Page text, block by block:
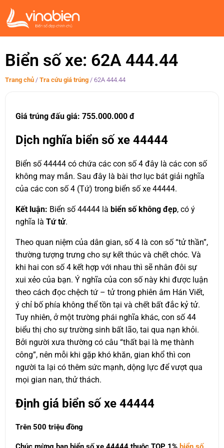
Biển số xe: 62A 444.44
Trang chủ / Tra cứu giá trúng / 62A 444.44
Giá trúng đấu giá: 755.000.000 đ
Dịch nghĩa biển số xe 44444
Biển số 44444 có chứa các con số 4 đây là các con số
không may mắn. Sau đây là bài thơ lục bát giải nghĩa
của các con số 4 (Tứ) trong biển số xe 44444.
Kết luận: Biển số 44444 là biển số không đẹp, có ý
nghĩa là Tứ tử.
Theo quan niệm của dân gian, số 4 là con số “tử thần”,
thường tượng trưng cho sự kết thúc và chết chóc. Và
khi hai con số 4 kết hợp với nhau thì sẽ nhân đôi sự
xui xẻo của bạn. Ý nghĩa của con số này khi được luận
theo cách đọc chệch tứ – tử trong phiên âm Hán Viết,
ý chỉ bố phía không thể tồn tại và chết bất đắc kỷ tử.
Tuy nhiên, ở một trường phái nghĩa khác, con số 44
biểu thị cho sự trường sinh bất lão, tai qua nạn khỏi.
Bởi người xưa thường có câu “thất bại là mẹ thành
công”, nên mỗi khi gặp khó khăn, gian khổ thì con
người ta lại có thêm sức mạnh, dộng lực để vượt qua
mọi gian nan, thử thách.
Định giá biển số xe 44444
Trên 500 triệu đồng